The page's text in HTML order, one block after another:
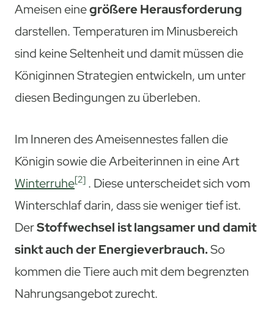
Ameisen einegrößere Herausforderung
darstellen. Temperaturen im Minusbereich
sind keine Seltenheit und damit müssen die
Königinnen Strategien entwickeln, um unter
diesen Bedingungen zu überleben.
Im Inneren des Ameisennestes fallen die
Königin sowie die Arbeiterinnen in eine Art
Winterruhe[2] . Diese unterscheidet sich vom
Winterschlaf darin, dass sie weniger tief ist.
DerStoffwechsel ist langsamer und damit
sinkt auch der Energieverbrauch.So
kommen die Tiere auch mit dem begrenzten
Nahrungsangebot zurecht.